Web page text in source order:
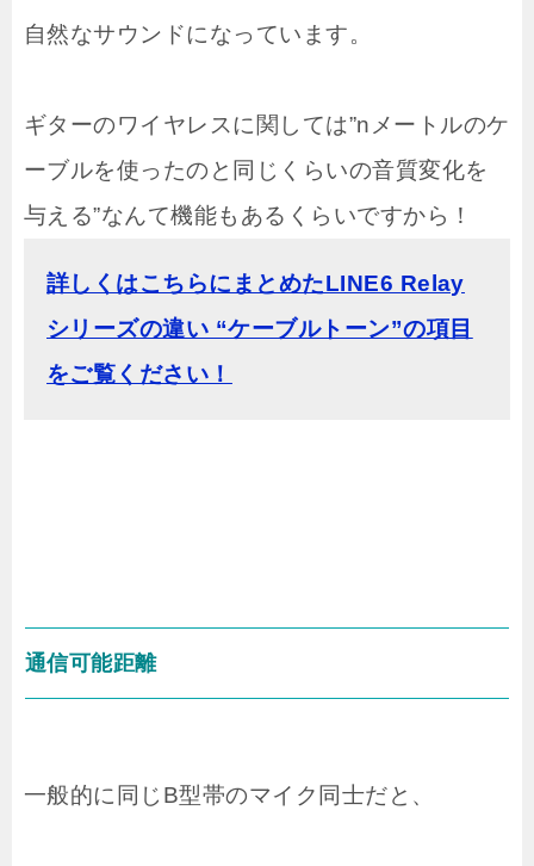
自然なサウンドになっています。
ギターのワイヤレスに関しては”nメートルのケ
ーブルを使ったのと同じくらいの音質変化を
与える”なんて機能もあるくらいですから！
詳しくはこちらにまとめたLINE6 Relay
シリーズの違い “ケーブルトーン”の項目
をご覧ください！
通信可能距離
一般的に同じB型帯のマイク同士だと、